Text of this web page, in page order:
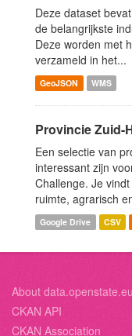
Deze dataset
de belangrijkste
Deze worden met
verzameld in het...
GeoJSON WMS
Provincie Zuid-
Een selectie van
interessant zijn
Challenge. Je
ruimte, agrarisch
Google Drive CSV
About data.openstate.eu
CKAN API
CKAN Association